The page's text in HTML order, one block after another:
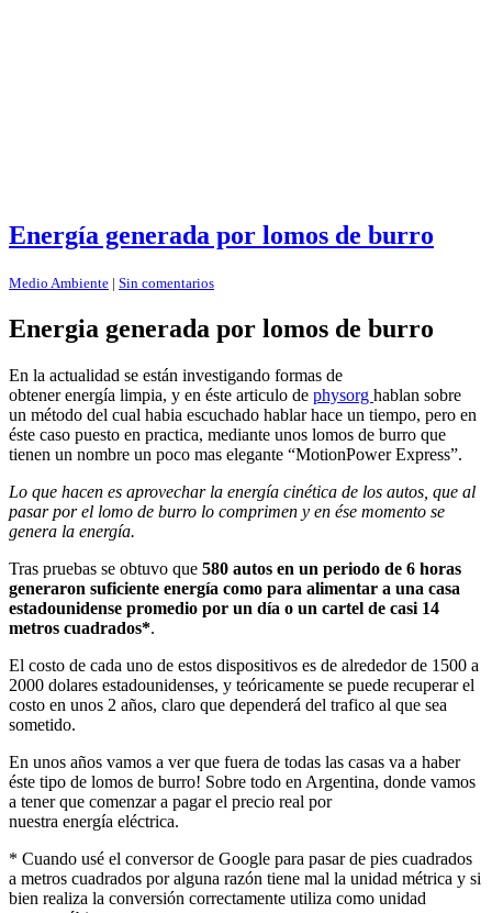
Energía generada por lomos de burro
Medio Ambiente | Sin comentarios
Energia generada por lomos de burro
En la actualidad se están investigando formas de
obtener energía limpia, y en éste articulo de physorg hablan sobre
un método del cual habia escuchado hablar hace un tiempo, pero en
éste caso puesto en practica, mediante unos lomos de burro que
tienen un nombre un poco mas elegante “MotionPower Express”.
Lo que hacen es aprovechar la energía cinética de los autos, que al
pasar por el lomo de burro lo comprimen y en ése momento se
genera la energía.
Tras pruebas se obtuvo que 580 autos en un periodo de 6 horas
generaron suficiente energía como para alimentar a una casa
estadounidense promedio por un día o un cartel de casi 14
metros cuadrados*.
El costo de cada uno de estos dispositivos es de alrededor de 1500 a
2000 dolares estadounidenses, y teóricamente se puede recuperar el
costo en unos 2 años, claro que dependerá del trafico al que sea
sometido.
En unos años vamos a ver que fuera de todas las casas va a haber
éste tipo de lomos de burro! Sobre todo en Argentina, donde vamos
a tener que comenzar a pagar el precio real por
nuestra energía eléctrica.
* Cuando usé el conversor de Google para pasar de pies cuadrados
a metros cuadrados por alguna razón tiene mal la unidad métrica y si
bien realiza la conversión correctamente utiliza como unidad